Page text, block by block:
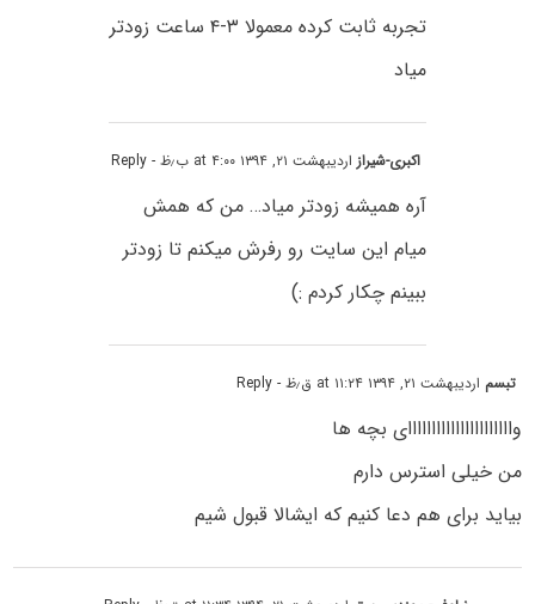
تجربه ثابت کرده معمولا ۳-۴ ساعت زودتر
میاد
اکبری-شیرازاردیبهشت ۲۱, ۱۳۹۴ at ۴:۰۰ ب٫ظ - Reply
آره همیشه زودتر میاد… من که همش
میام این سایت رو رفرش میکنم تا زودتر
ببینم چکار کردم :)
تبسم اردیبهشت ۲۱, ۱۳۹۴ at ۱۱:۲۴ ق٫ظ - Reply
واااااااااااااااااااااای بچه ها
من خیلی استرس دارم
بیاید برای هم دعا کنیم که ایشالا قبول شیم